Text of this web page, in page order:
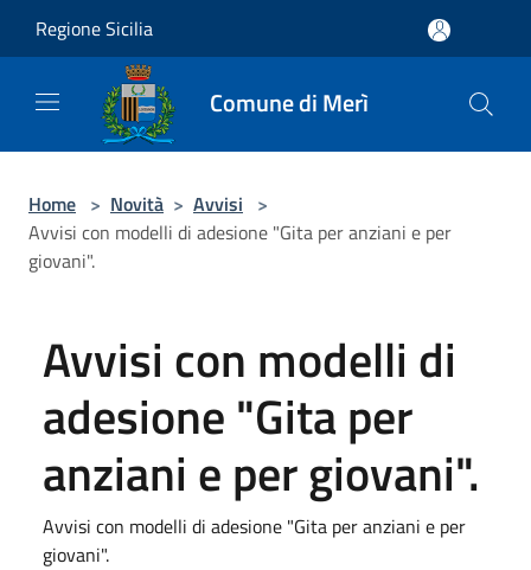
Regione Sicilia
Comune di Merì
Home > Novità > Avvisi >
Avvisi con modelli di adesione "Gita per anziani e per
giovani".
Avvisi con modelli di
adesione "Gita per
anziani e per giovani".
Avvisi con modelli di adesione "Gita per anziani e per
giovani".